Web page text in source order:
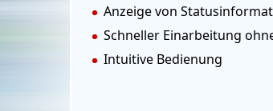
Anzeige von
Schneller Einarbeitung
Intuitive Bedienung